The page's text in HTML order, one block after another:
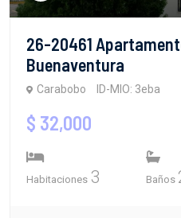
26-20461
Buenaventura
Carabobo ID-MIO: 3eba
$ 32,000
Habitaciones 3 Baños